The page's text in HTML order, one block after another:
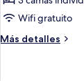
Habitación
triple
Deluxe
Wifi gratuito
Más detalles
Más